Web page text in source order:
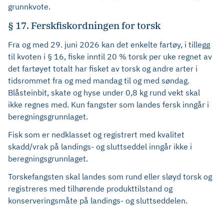
grunnkvote.
§ 17. Ferskfiskordningen for torsk
Fra og med 29. juni 2026 kan det enkelte fartøy, i tillegg
til kvoten i § 16, fiske inntil 20 % torsk per uke regnet av
det fartøyet totalt har fisket av torsk og andre arter i
tidsrommet fra og med mandag til og med søndag.
Blåsteinbit, skate og hyse under 0,8 kg rund vekt skal
ikke regnes med. Kun fangster som landes fersk inngår i
beregningsgrunnlaget.
Fisk som er nedklasset og registrert med kvalitet
skadd/vrak på landings- og sluttseddel inngår ikke i
beregningsgrunnlaget.
Torskefangsten skal landes som rund eller sløyd torsk og
registreres med tilhørende produkttilstand og
konserveringsmåte på landings- og sluttseddelen.